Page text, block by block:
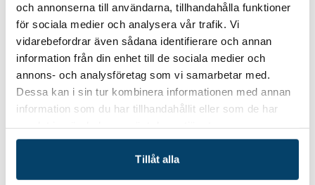
och annonserna till användarna, tillhandahålla funktioner
för sociala medier och analysera vår trafik. Vi
vidarebefordrar även sådana identifierare och annan
information från din enhet till de sociala medier och
annons- och analysföretag som vi samarbetar med.
Dessa kan i sin tur kombinera informationen med annan
information som du har tillhandahållit eller som de har
Tillåt alla
Datum/tid
2023-05-03
3 maj 2023 kl. 10-11
Plats
Online
Hitta hit